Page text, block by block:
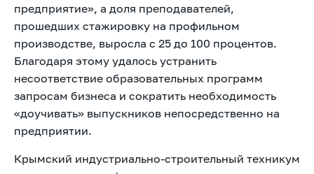
предприятие», а доля преподавателей,
прошедших стажировку на профильном
производстве, выросла с 25 до 100 процентов.
Благодаря этому удалось устранить
несоответствие образовательных программ
запросам бизнеса и сократить необходимость
«доучивать» выпускников непосредственно на
предприятии.
Крымский индустриально-строительный техникум